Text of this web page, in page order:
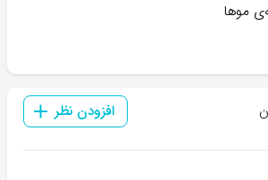
موها
افزودن نظر